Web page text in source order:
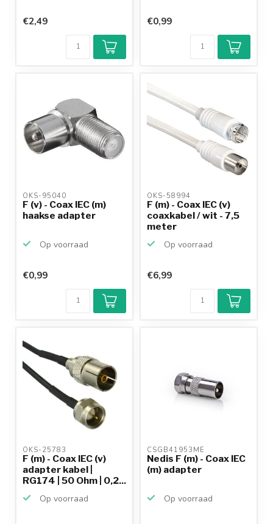
€2,49
9,2/10
Achteraf
betalen mogelijk
€0,99
OKS-95040
F (v) - Coax IEC (m)
haakse adapter
Op voorraad
€0,99
OKS-58994
F (m) - Coax IEC (v)
coaxkabel / wit - 7,5
meter
Op voorraad
€6,99
OKS-25783
F (m) - Coax IEC (v)
adapter kabel |
RG174 | 50 Ohm | 0,2...
Op voorraad
CSGB41953ME
Nedis F (m) - Coax IEC
(m) adapter
Op voorraad